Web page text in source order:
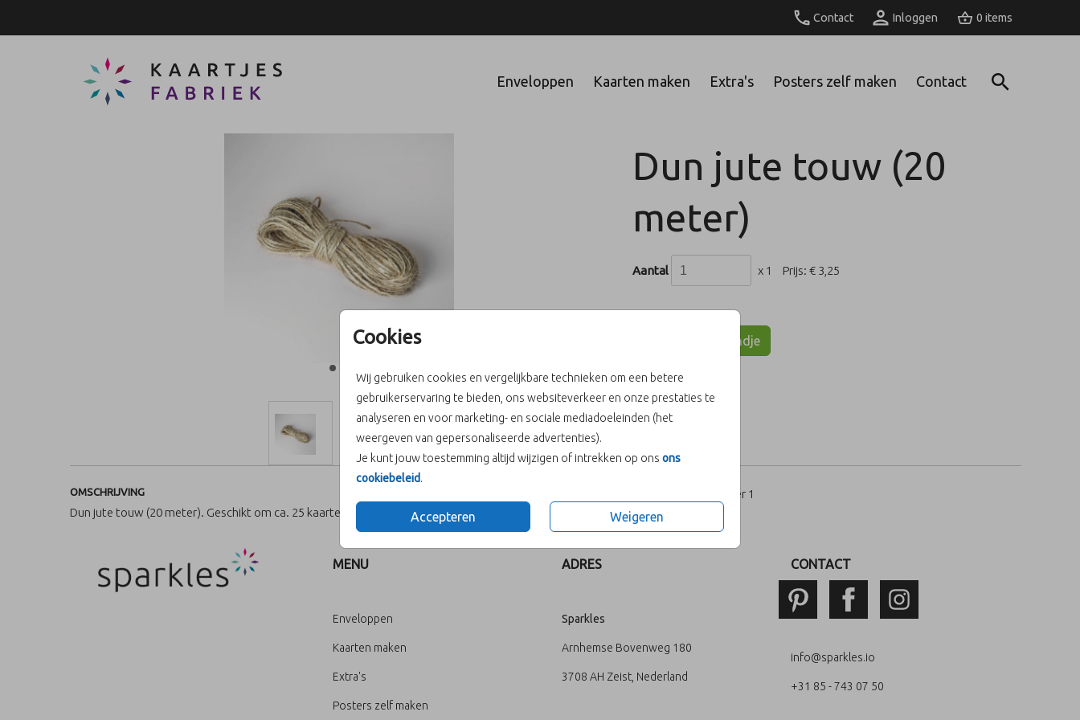
Contact Inloggen 0
Enveloppen Kaarten maken Extra's Posters zelf maken Contact
Cookies
Wij gebruiken cookies en vergelijkbare technieken om een betere
gebruikerservaring te bieden, ons websiteverkeer en onze prestaties te
analyseren en voor marketing- en sociale mediadoeleinden (het
weergeven van gepersonaliseerde advertenties).
Je kunt jouw toestemming altijd wijzigen of intrekken op ons ons
cookiebeleid.
Accepteren Weigeren
Dun jute touw (20
meter)
Aantal x 1 Prijs: € 3,25
In winkelmandje
OMSCHRIJVING
Dun jute touw (20 meter). Geschikt om ca. 25 kaarten mee te versieren.
per 1
MENU
Enveloppen
Kaarten maken
Extra's
Posters zelf maken
ADRES
Sparkles
Arnhemse Bovenweg 180
3708 AH Zeist, Nederland
CONTACT
info@sparkles.io
+31 85 - 743 07 50